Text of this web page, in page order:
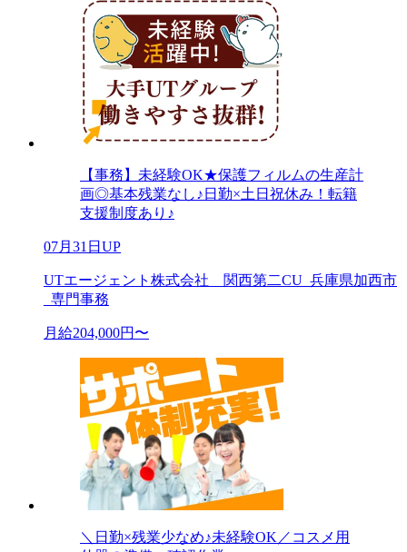
【事務】未経験OK★保護フィルムの生産計
画◎基本残業なし♪日勤×土日祝休み！転籍
支援制度あり♪
07月31日UP
UTエージェント株式会社 関西第二CU_兵庫県加西市
_専門事務
月給204,000円〜
＼日勤×残業少なめ♪未経験OK／コスメ用